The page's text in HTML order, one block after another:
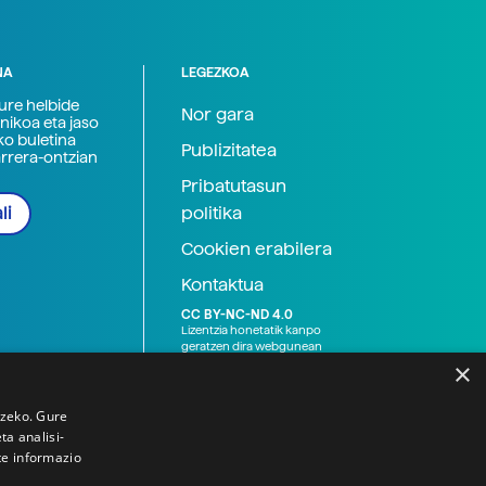
helbide
eta jaso
buletina
ontzian
LEGEZKOA
Nor gara
Publizitatea
Pribatutasun
politika
Cookien erabilera
Kontaktua
CC BY-NC-ND 4.0
Lizentzia honetatik kanpo
geratzen dira webgunean
×
Gure
analisi-
informazio